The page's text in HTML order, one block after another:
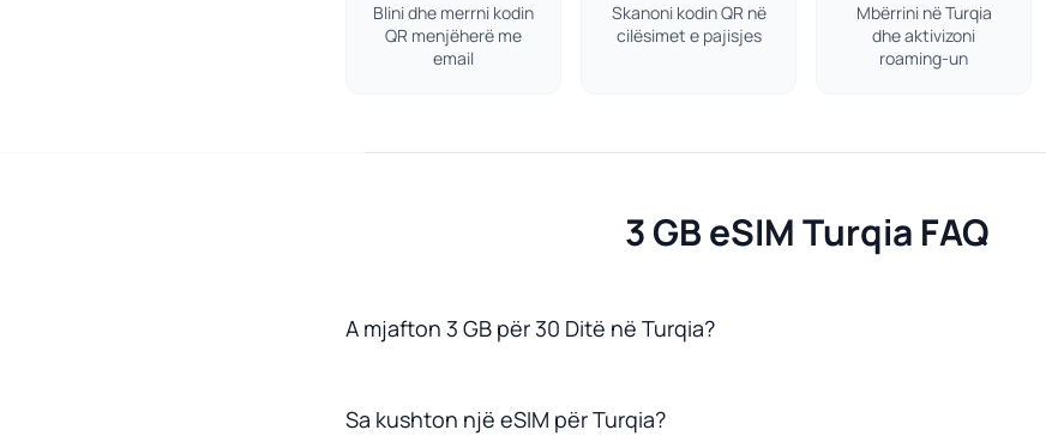
Blini dhe merrni kodin
QR menjëherë me
email
Skanoni kodin QR në
cilësimet e pajisjes
Mbërrini në Turqia
dhe aktivizoni
roaming-un
3 GB eSIM Turqia FAQ
A mjafton 3 GB për 30 Ditë në Turqia?
Sa kushton një eSIM për Turqia?